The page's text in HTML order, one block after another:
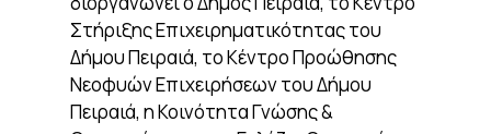
Στήριξης Επιχειρηματικότητας του
Δήμου Πειραιά, το Κέντρο Προώθησης
Νεοφυών Επιχειρήσεων του Δήμου
Πειραιά, η Κοινότητα Γνώσης &